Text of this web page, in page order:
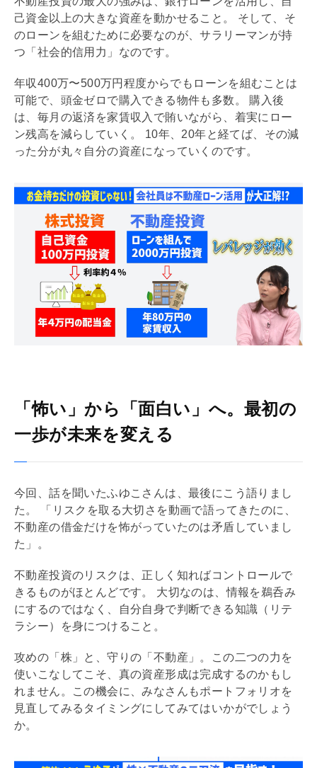
己資金以上の大きな資産を動かせること。 そして、そ
のローンを組むために必要なのが、サラリーマンが持
つ「社会的信用力」なのです。
年収400万〜500万円程度からでもローンを組むことは
可能で、頭金ゼロで購入できる物件も多数。 購入後
は、毎月の返済を家賃収入で賄いながら、着実にロー
ン残高を減らしていく。 10年、20年と経てば、その減
った分が丸々自分の資産になっていくのです。
「怖い」から「面白い」へ。最初の
一歩が未来を変える
今回、話を聞いたふゆこさんは、最後にこう語りまし
た。 「リスクを取る大切さを動画で語ってきたのに、
不動産の借金だけを怖がっていたのは矛盾していまし
た」。
不動産投資のリスクは、正しく知ればコントロールで
きるものがほとんどです。 大切なのは、情報を鵜呑み
にするのではなく、自分自身で判断できる知識（リテ
ラシー）を身につけること。
攻めの「株」と、守りの「不動産」。この二つの力を
使いこなしてこそ、真の資産形成は完成するのかもし
れません。この機会に、みなさんもポートフォリオを
見直してみるタイミングにしてみてはいかがでしょう
か。